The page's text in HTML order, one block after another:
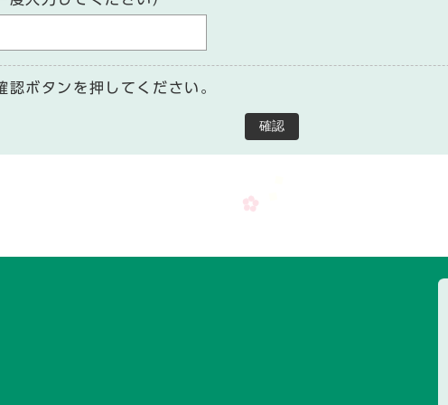
ボタンを押してください。
確認